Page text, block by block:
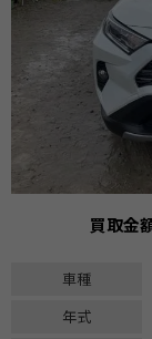
買取金
車種
年式